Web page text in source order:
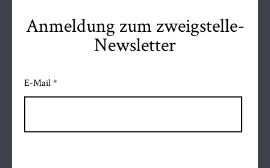
FOLGE MIR AUF
Instagram
ÖFFNUNGSZEITEN
Anmeldung zum zweigstelle-
Newsletter
E-Mail *